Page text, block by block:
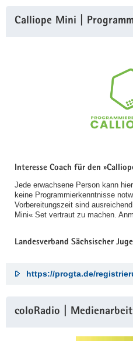
Calliope Mini |
Interesse Coach für den
Jede erwachsene Person kann
keine Programmierkenntnisse
Vorbereitungszeit sind
Mini« Set vertraut zu machen.
Landesverband Sächsischer
https://progta.de/
coloRadio | Medienarbeit